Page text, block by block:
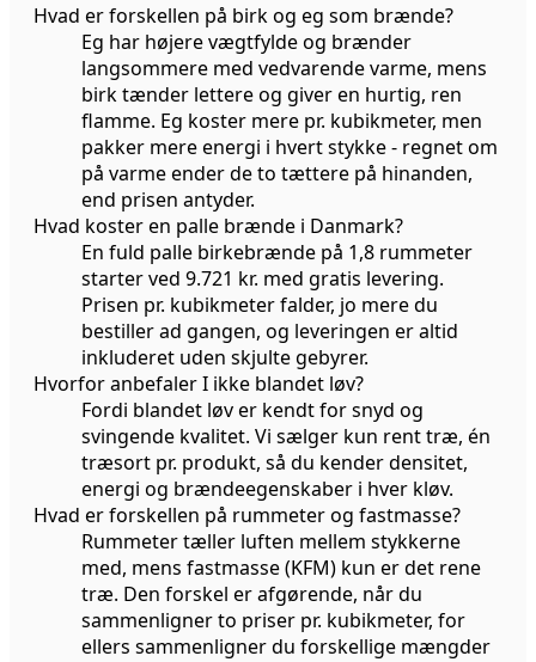
Hvad er forskellen på birk og eg som brænde?
Eg har højere vægtfylde og brænder
langsommere med vedvarende varme, mens
birk tænder lettere og giver en hurtig, ren
flamme. Eg koster mere pr. kubikmeter, men
pakker mere energi i hvert stykke - regnet om
på varme ender de to tættere på hinanden,
end prisen antyder.
Hvad koster en palle brænde i Danmark?
En fuld palle birkebrænde på 1,8 rummeter
starter ved 9.721 kr. med gratis levering.
Prisen pr. kubikmeter falder, jo mere du
bestiller ad gangen, og leveringen er altid
inkluderet uden skjulte gebyrer.
Hvorfor anbefaler I ikke blandet løv?
Fordi blandet løv er kendt for snyd og
svingende kvalitet. Vi sælger kun rent træ, én
træsort pr. produkt, så du kender densitet,
energi og brændeegenskaber i hver kløv.
Hvad er forskellen på rummeter og fastmasse?
Rummeter tæller luften mellem stykkerne
med, mens fastmasse (KFM) kun er det rene
træ. Den forskel er afgørende, når du
sammenligner to priser pr. kubikmeter, for
ellers sammenligner du forskellige mængder